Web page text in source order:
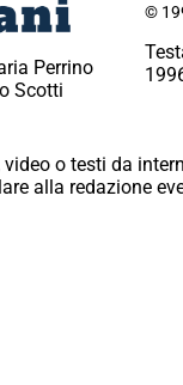
Perrino
Scotti
©
o testi da
alla redazione